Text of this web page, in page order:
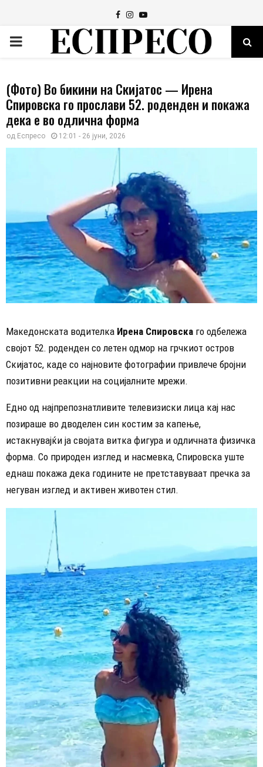
Facebook
Instagram
Youtube
PRIMARY
(Фото) Во бикини на Скијатос — Ирена
Спировска го прослави 52. роденден и покажа
дека е во одлична форма
од Еспресо 12:01 - 26 јуни, 2026
Македонската водителка Ирена Спировска го одбележа
својот 52. роденден со летен одмор на грчкиот остров
Скијатос, каде со најновите фотографии привлече бројни
позитивни реакции на социјалните мрежи.
Едно од најпрепознатливите телевизиски лица кај нас
позираше во дводелен син костим за капење,
истакнувајќи ја својата витка фигура и одличната физичка
форма. Со природен изглед и насмевка, Спировска уште
еднаш покажа дека годините не претставуваат пречка за
негуван изглед и активен животен стил.